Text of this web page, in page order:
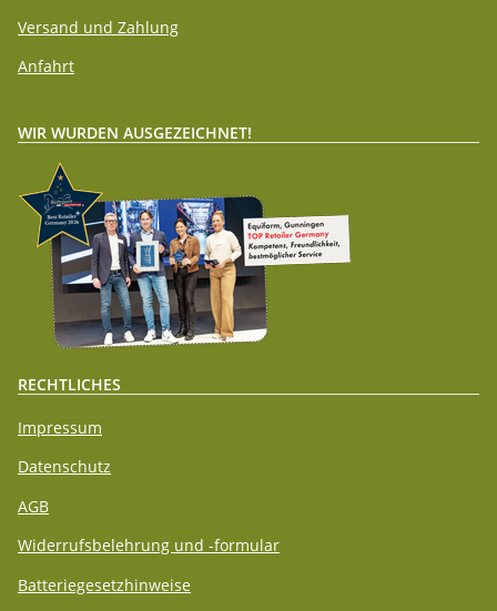
Versand und Zahlung
Anfahrt
WIR WURDEN AUSGEZEICHNET!
RECHTLICHES
Impressum
Datenschutz
AGB
Widerrufsbelehrung und -formular
Batteriegesetzhinweise